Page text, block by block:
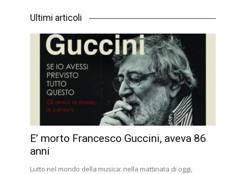
Ultimi articoli
E’ morto Francesco Guccini, aveva 86
anni
Lutto nel mondo della musica: nella mattinata di oggi,